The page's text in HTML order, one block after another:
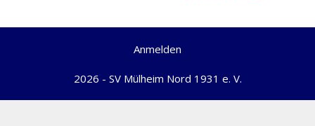
Anmelden
2026 - SV Mülheim Nord 1931 e. V.